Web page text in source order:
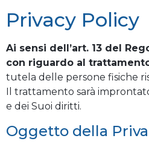
Privacy Policy
Ai sensi dell’art. 13 del
con riguardo al
tutela delle persone fisiche
Il trattamento sarà
e dei Suoi diritti.
Oggetto della